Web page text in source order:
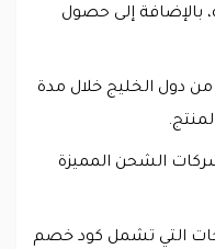
بالإضافة إلى حصول
من دول الخليج خلال مدة
الشحن المميزة
التي تشمل كود خصم